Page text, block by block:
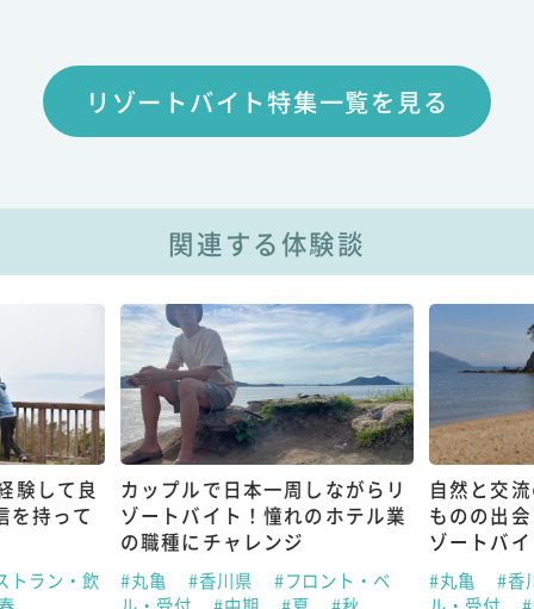
リゾートバイト特集一覧を見る
関連する体験談
験して良
を持って
トラン・飲
カップルで日本一周しながらリ
ゾートバイト！憧れのホテル業
の職種にチャレンジ
#丸亀 #香川県
#フロント・ベ
自然と交
ものの出
ゾートバ
#丸亀
#香